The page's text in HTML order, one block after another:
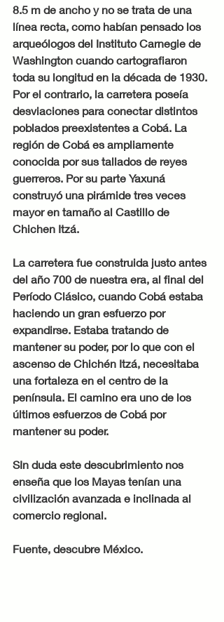
8.5 m de ancho y no se trata de una
línea recta, como habían pensado los
arqueólogos del Instituto Carnegie de
Washington cuando cartografiaron
toda su longitud en la década de 1930.
Por el contrario, la carretera poseía
desviaciones para conectar distintos
poblados preexistentes a Cobá. La
región de Cobá es ampliamente
conocida por sus tallados de reyes
guerreros. Por su parte Yaxuná
construyó una pirámide tres veces
mayor en tamaño al Castillo de
Chichen Itzá.
La carretera fue construida justo antes
del año 700 de nuestra era, al final del
Período Clásico, cuando Cobá estaba
haciendo un gran esfuerzo por
expandirse. Estaba tratando de
mantener su poder, por lo que con el
ascenso de Chichén Itzá, necesitaba
una fortaleza en el centro de la
península. El camino era uno de los
últimos esfuerzos de Cobá por
mantener su poder.
SIn duda este descubrimiento nos
enseña que los Mayas tenían una
civilización avanzada e inclinada al
comercio regional.
Fuente, descubre México.